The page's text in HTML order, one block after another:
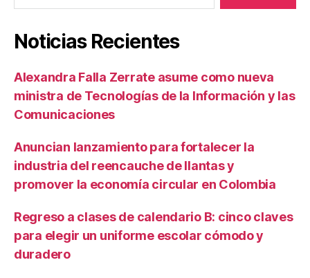
Noticias Recientes
Alexandra Falla Zerrate asume como nueva
ministra de Tecnologías de la Información y las
Comunicaciones
Anuncian lanzamiento para fortalecer la
industria del reencauche de llantas y
promover la economía circular en Colombia
Regreso a clases de calendario B: cinco claves
para elegir un uniforme escolar cómodo y
duradero